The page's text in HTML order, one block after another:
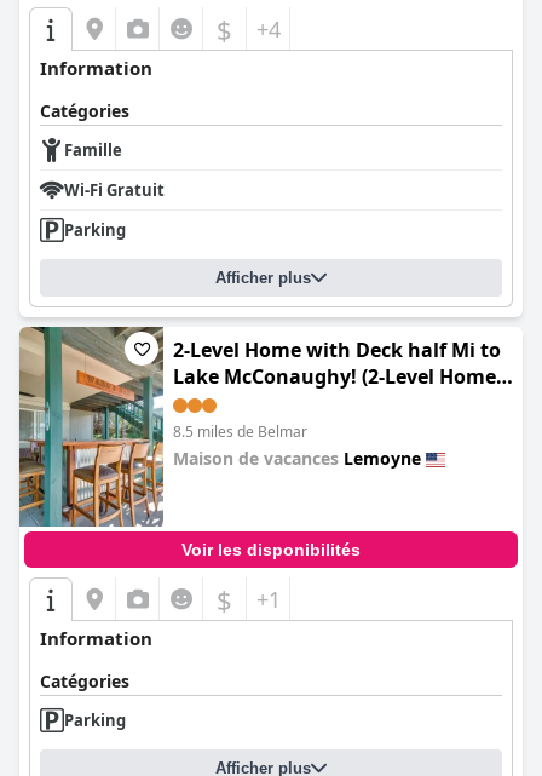
$ +4
Information
Catégories
Famille
Wi-Fi Gratuit
Parking
Afficher plus
2-Level Home with Deck half Mi to
Lake McConaughy! (2-Level Home
w/ Deck: 1/2 Mi to Lake
McConaughy!)
8.5 miles de Belmar
Maison de vacances Lemoyne
Voir les disponibilités
$ +1
Information
Catégories
Parking
Afficher plus